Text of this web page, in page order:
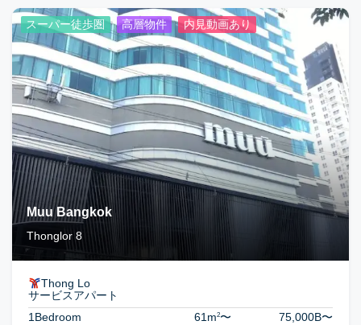
スーパー徒歩圏 高層物件 内見動画あり
Muu Bangkok
Thonglor 8
Thong Lo
サービスアパート
1Bedroom
61m2〜 75,000B〜